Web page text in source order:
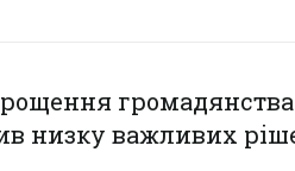
низку важливих